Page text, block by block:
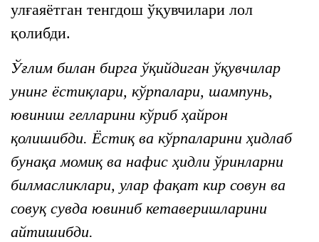
улғаяётган тенгдош ўқувчилари лол
қолибди.
Ўғлим билан бирга ўқийдиган ўқувчилар
унинг ёстиқлари, кўрпалари, шампунь,
ювиниш гелларини кўриб ҳайрон
қолишибди. Ёстиқ ва кўрпаларини ҳидлаб
бунақа момиқ ва нафис ҳидли ўринларни
билмасликлари, улар фақат кир совун ва
совуқ сувда ювиниб кетаверишларини
айтишибди.